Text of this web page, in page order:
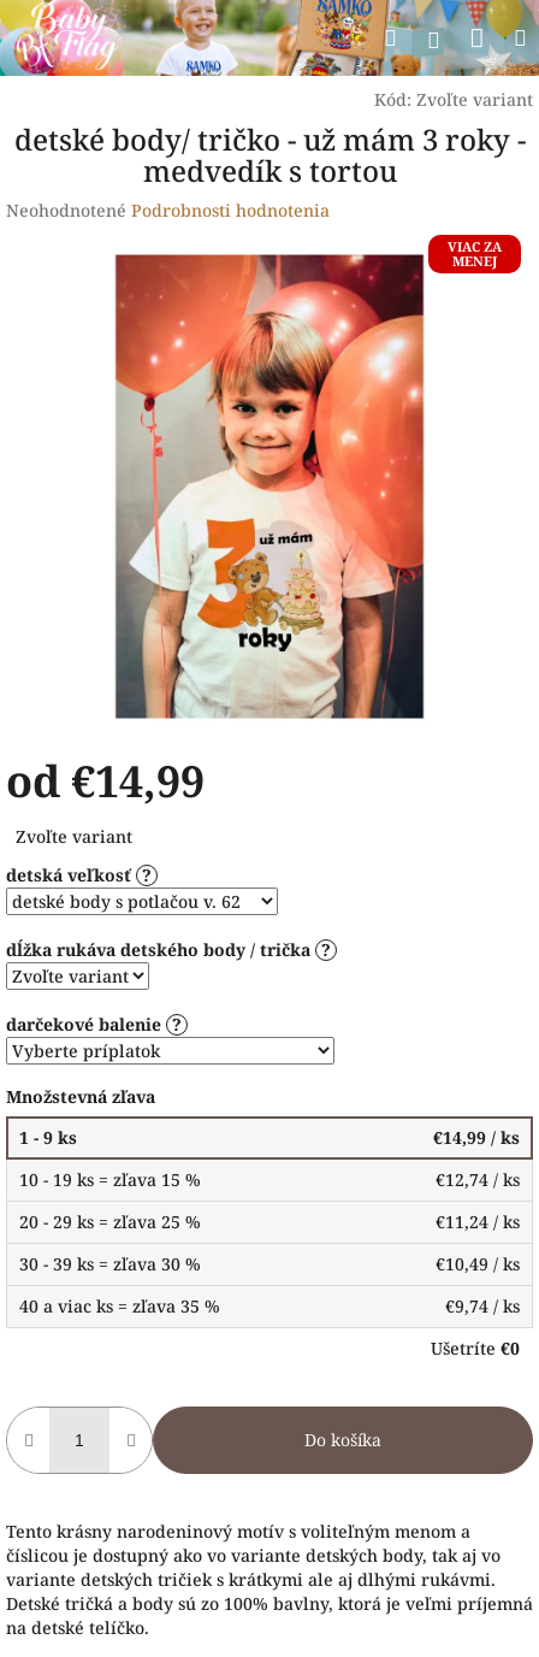
Prejsť
na
obsah
Hľadať
Kód: Zvoľte variant
detské body/ tričko - už mám 3 roky -
medvedík s tortou
Priemerné
Neohodnotené Podrobnosti hodnotenia
VIAC ZA
MENEJ
od €14,99
cena:
Zvoľte variant
detská veľkosť ?
dĺžka rukáva detského body / trička ?
darčekové balenie ?
Množstevná zľava
1 - 9 ks
€14,99 / ks
10 - 19 ks = zľava 15 %
€12,74 / ks
20 - 29 ks = zľava 25 %
€11,24 / ks
30 - 39 ks = zľava 30 %
€10,49 / ks
40 a viac ks = zľava 35 %
€9,74 / ks
Ušetríte €0
Do košíka
Tento krásny narodeninový motív s voliteľným menom a
číslicou je dostupný ako vo variante detských body, tak aj vo
variante detských tričiek s krátkymi ale aj dlhými rukávmi.
Detské tričká a body sú zo 100% bavlny, ktorá je veľmi príjemná
na detské telíčko.